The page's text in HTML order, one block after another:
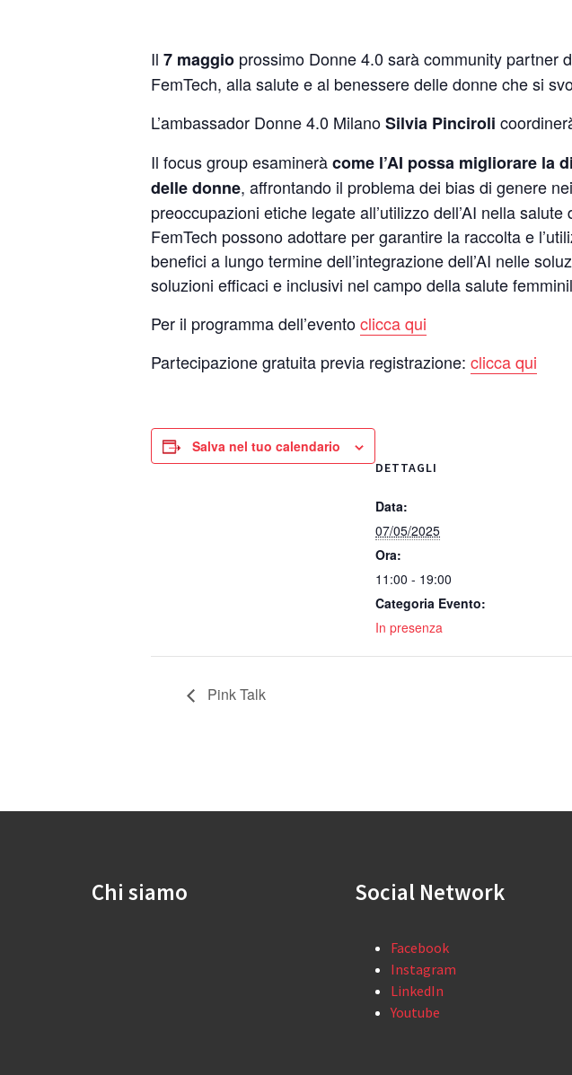
Il 7 maggio prossimo Donne 4.0 sarà community partner
FemTech, alla salute e al benessere delle donne che si
L’ambassador Donne 4.0 MilanoSilvia Pinciroli
Il focus group esamineràcome l’AI possa migliorare la
delle donne, affrontando il problema dei bias di genere
preoccupazioni etiche legate all’utilizzo dell’AI nella
FemTech possono adottare per garantire la raccolta e
benefici a lungo termine dell’integrazione dell’AI nelle
soluzioni efficaci e inclusivi nel campo della salute
Per il programma dell’eventoclicca qui
Partecipazione gratuita previa registrazione: clicca qui
Salva nel tuo calendario
DETTAGLI
Data:
07/05/2025
Ora:
11:00 - 19:00
Categoria Evento:
In presenza
Pink Talk
Chi siamo Social Network
Facebook
Instagram
LinkedIn
Youtube